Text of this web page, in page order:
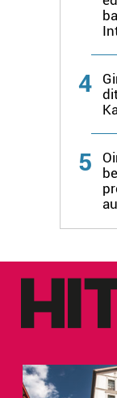
erabiltzen
bazkideen
duten interes
Lortu zure datu
buruzko
datuen atalean.
Webgune honek
fitxategiak
zerbitzuak
baliatzen gara.
4
5